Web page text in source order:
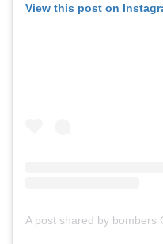
View this post on